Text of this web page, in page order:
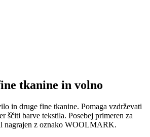
tkanine in volno
in druge fine tkanine. Pomaga vzdrževati
ščiti barve tekstila. Posebej primeren za
nagrajen z oznako WOOLMARK.